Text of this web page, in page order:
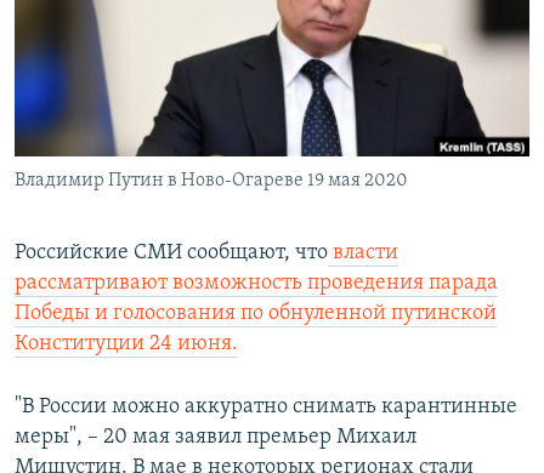
ПОДПИШИТЕСЬ НА РАССЫЛКУ
СОЦИАЛЬНЫЕ СЕТИ
Все сайты РСЕ/РС
Владимир Путин в Ново-Огареве 19 мая 2020
Российские СМИ сообщают, что власти
рассматривают возможность проведения парада
Победы и голосования по обнуленной путинской
Конституции 24 июня.
"В России можно аккуратно снимать карантинные
меры", – 20 мая заявил премьер Михаил
Мишустин. В мае в некоторых регионах стали